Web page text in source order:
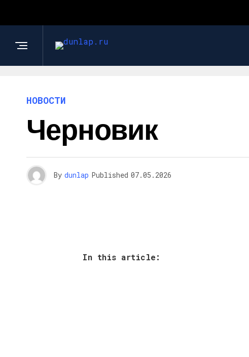
НОВОСТИ
Черновик
By dunlap Published 07.05.2026
In this article: